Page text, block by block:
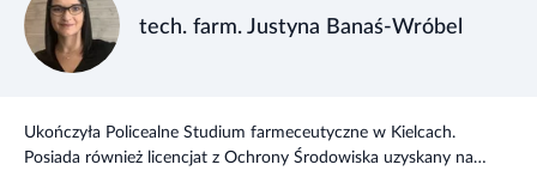
tech. farm. Justyna Banaś-Wróbel
Ukończyła Policealne Studium farmeceutyczne w Kielcach.
Posiada również licencjat z Ochrony Środowiska uzyskany na